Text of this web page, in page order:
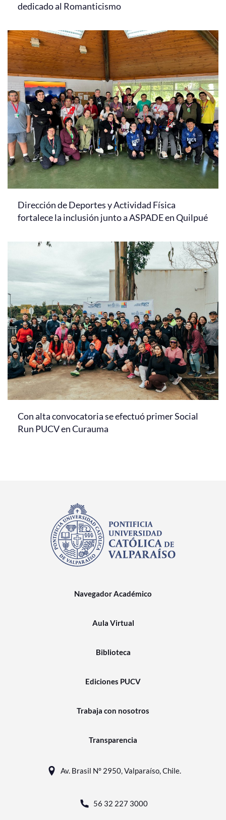
dedicado al Romanticismo
Dirección de Deportes y Actividad Física
fortalece la inclusión junto a ASPADE en Quilpué
Con alta convocatoria se efectuó primer Social
Run PUCV en Curauma
Navegador Académico
Aula Virtual
Biblioteca
Ediciones PUCV
Trabaja con nosotros
Transparencia
Av. Brasil N° 2950, Valparaíso, Chile.
56 32 227 3000